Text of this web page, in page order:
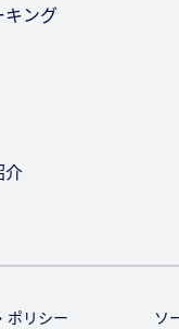
キング
介
ポリシー ソ